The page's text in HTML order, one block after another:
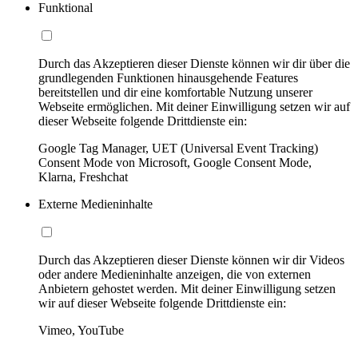
Funktional
Durch das Akzeptieren dieser Dienste können wir dir über die
grundlegenden Funktionen hinausgehende Features
bereitstellen und dir eine komfortable Nutzung unserer
Webseite ermöglichen. Mit deiner Einwilligung setzen wir auf
dieser Webseite folgende Drittdienste ein:
Google Tag Manager, UET (Universal Event Tracking)
Consent Mode von Microsoft, Google Consent Mode,
Klarna, Freshchat
Externe Medieninhalte
Durch das Akzeptieren dieser Dienste können wir dir Videos
oder andere Medieninhalte anzeigen, die von externen
Anbietern gehostet werden. Mit deiner Einwilligung setzen
wir auf dieser Webseite folgende Drittdienste ein:
Vimeo, YouTube